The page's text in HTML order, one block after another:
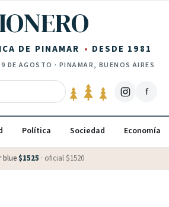
DE PINAMAR DESDE 1981
DE AGOSTO · PINAMAR, BUENOS AIRES
f
Política Sociedad Economía
blue $1525 · oficial $1520